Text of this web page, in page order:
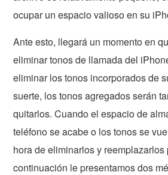
ocupar un espacio valioso en su
Ante esto, llegará un momento en
eliminar tonos de llamada del
eliminar los tonos incorporados de
suerte, los tonos agregados serán
quitarlos. Cuando el espacio de
teléfono se acabe o los tonos se
hora de eliminarlos y reemplazarlos
continuación le presentamos dos